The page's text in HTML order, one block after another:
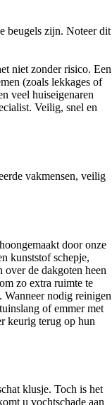
beugels zijn. Noteer dit
niet zonder risico. Een
(zoals lekkages of
veel huiseigenaren
Veilig, snel en
vakmensen, veilig
door onze
kunststof schepje,
over de dakgoten heen
zo extra ruimte te
Wanneer nodig reinigen
of emmer met
keurig terug op hun
klusje. Toch is het
u vochtschade aan